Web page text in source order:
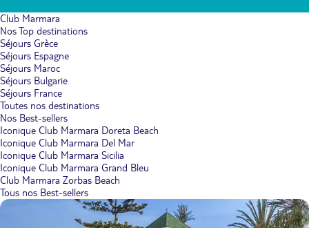
Club Marmara
Nos Top destinations
Séjours Grèce
Séjours Espagne
Séjours Maroc
Séjours Bulgarie
Séjours France
Toutes nos destinations
Nos Best-sellers
Iconique Club Marmara Doreta Beach
Iconique Club Marmara Del Mar
Iconique Club Marmara Sicilia
Iconique Club Marmara Grand Bleu
Club Marmara Zorbas Beach
Tous nos Best-sellers